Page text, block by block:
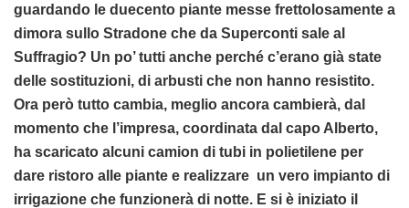
guardando le duecento piante messe frettolosamente a
dimora sullo Stradone che da Superconti sale al
Suffragio? Un po’ tutti anche perché c’erano già state
delle sostituzioni, di arbusti che non hanno resistito.
Ora però tutto cambia, meglio ancora cambierà, dal
momento che l’impresa, coordinata dal capo Alberto,
ha scaricato alcuni camion di tubi in polietilene per
dare ristoro alle piante e realizzare un vero impianto di
irrigazione che funzionerà di notte. E si è iniziato il